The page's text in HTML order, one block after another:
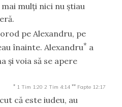
mulţi nici nu ştiau
pe Alexandru, pe
înainte. Alexandru* a
şi voia să se apere
* 1 Tim 1:20 2 Tim 4:14 ** Fapte 12:17
că este iudeu, au